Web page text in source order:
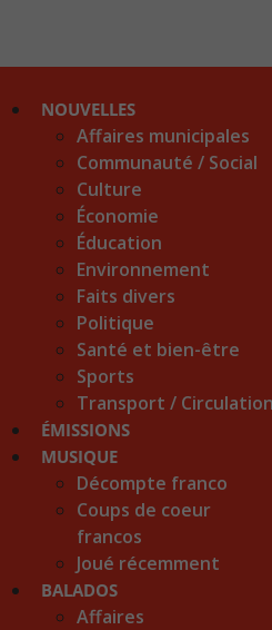
NOUVELLES
Affaires municipales
Communauté / Social
Culture
Économie
Éducation
Environnement
Faits divers
Politique
Santé et bien-être
Sports
Transport / Circulation
ÉMISSIONS
MUSIQUE
Décompte franco
Coups de coeur
francos
Joué récemment
BALADOS
Affaires